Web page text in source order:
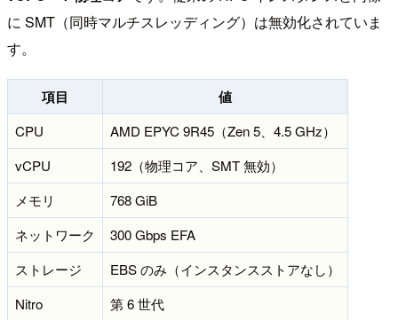
に SMT（同時マルチスレッディング）は無効化されていま
す。
項目 値
CPU
AMD EPYC 9R45（Zen 5、4.5 GHz）
vCPU
192（物理コア、SMT 無効）
メモリ
768 GiB
ネットワーク
300 Gbps EFA
ストレージ
EBS のみ（インスタンスストアなし）
Nitro
第 6 世代